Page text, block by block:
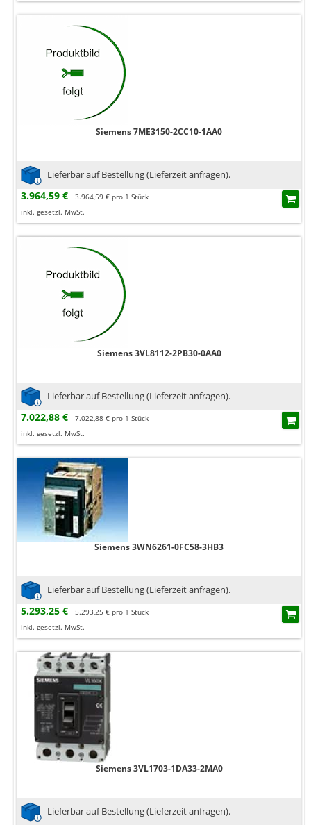
Siemens 7ME3150-2CC10-1AA0
Lieferbar auf Bestellung (Lieferzeit anfragen).
3.964,59 €
3.964,59 € pro 1 Stück
inkl. gesetzl. MwSt.
Siemens 3VL8112-2PB30-0AA0
Lieferbar auf Bestellung (Lieferzeit anfragen).
7.022,88 €
7.022,88 € pro 1 Stück
inkl. gesetzl. MwSt.
Siemens 3WN6261-0FC58-3HB3
Lieferbar auf Bestellung (Lieferzeit anfragen).
5.293,25 €
5.293,25 € pro 1 Stück
inkl. gesetzl. MwSt.
Siemens 3VL1703-1DA33-2MA0
Lieferbar auf Bestellung (Lieferzeit anfragen).